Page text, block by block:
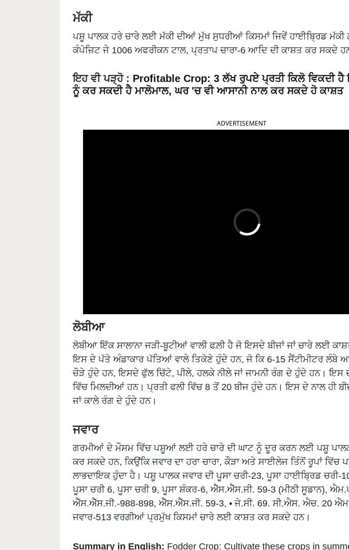
ਮੱਕੀ
ਪਸ਼ੂ ਪਾਲਕ ਹਰੇ ਚਾਰੇ ਲਈ ਮੱਕੀ ਦੀਆਂ ਮੁੱਖ ਸੁਧਰੀਆਂ ਕਿਸਮਾਂ ਜਿਵੇਂ ਹਾਈਬ੍ਰਿਡ ਮੱਕੀ
ਕੰਪੋਜ਼ਿਟ ਜੇ 1006 ਅਫਰੀਕਨ ਟਾਲ, ਪ੍ਰਤਾਪ ਚਾਰਾ-6 ਆਦਿ ਦੀ ਕਾਸ਼ਤ ਕਰ ਸਕਦੇ
ਇਹ ਵੀ ਪੜ੍ਹੋ : Profitable Crop: 3 ਲੱਖ ਰੁਪਏ ਪ੍ਰਤੀ ਕਿਲੋ ਵਿਕਦੀ ਹੈ
ਨੂੰ ਕਰ ਸਕਦੀ ਹੈ ਮਾਲੋਮਾਲ, ਘਰ 'ਚ ਵੀ ਆਸਾਨੀ ਨਾਲ ਕਰ ਸਕਦੇ ਹੋ ਕਾਸ਼ਤ
ਲੋਬੀਆ ਇੱਕ ਸਾਲਾਨਾ ਜੜੀ-ਬੂਟੀਆਂ ਵਾਲੀ ਫਲ਼ੀ ਹੈ ਜੋ ਇਸਦੇ ਬੀਜਾਂ ਜਾਂ ਚਾਰੇ ਲਈ ਕਾਸ਼ਤ
ਇਸ ਦੇ ਪੱਤੇ ਅੰਡਾਕਾਰ ਪੱਤਿਆਂ ਵਾਲੇ ਤਿਕੋਣੇ ਹੁੰਦੇ ਹਨ, ਜੋ ਕਿ 6-15 ਸੈਂਟੀਮੀਟਰ ਲੰਬੇ ਅਤੇ
ਚੌੜੇ ਹੁੰਦੇ ਹਨ, ਇਸਦੇ ਫੁੱਲ ਚਿੱਟੇ, ਪੀਲੇ, ਹਲਕੇ ਨੀਲੇ ਜਾਂ ਜਾਮਨੀ ਰੰਗ ਦੇ ਹੁੰਦੇ ਹਨ।
ਵਿੱਚ ਮਿਲਦੀਆਂ ਹਨ। ਪ੍ਰਤੀ ਫਲੀ ਵਿੱਚ 8 ਤੋਂ 20 ਬੀਜ ਹੁੰਦੇ ਹਨ। ਇਸ ਦੇ ਨਾਲ ਹੀ
ਜਾਂ ਕਾਲੇ ਰੰਗ ਦੇ ਹੁੰਦੇ ਹਨ।
ਗਰਮੀਆਂ ਦੇ ਮੌਸਮ ਵਿੱਚ ਪਸ਼ੂਆਂ ਲਈ ਹਰੇ ਚਾਰੇ ਦੀ ਘਾਟ ਨੂੰ ਦੂਰ ਕਰਨ ਲਈ ਪਸ਼ੂ ਪਾਲਕ
ਕਰ ਸਕਦੇ ਹਨ, ਕਿਉਂਕਿ ਜਵਾਰ ਦਾ ਹਰਾ ਚਾਰਾ, ਕੌੜਾ ਅਤੇ ਸਾਈਲੇਜ ਤਿੰਨੋਂ ਰੂਪਾਂ
ਲਾਭਦਾਇਕ ਹੁੰਦਾ ਹੈ। ਪਸ਼ੂ ਪਾਲਕ ਜਵਾਰ ਦੀ ਪੂਸਾ ਚਰੀ-23, ਪੂਸਾ ਹਾਈਬ੍ਰਿਡ ਚਰੀ-
ਪੂਸਾ ਚਰੀ 6, ਪੂਸਾ ਚਰੀ 9, ਪੂਸਾ ਸ਼ੰਕਰ-6, ਐੱਸ.ਐੱਸ.ਜੀ. 59-3 (ਮੀਠੀ ਸੂਡਾਨ),
ਐੱਸ.ਐੱਸ.ਜੀ.-988-898, ਐੱਸ.ਐੱਸ.ਜੀ. 59-3, • ਜੇ.ਸੀ. 69. ਸੀ.ਐਸ. ਐਚ. 20
ਜਵਾਰ-513 ਵਰਗੀਆਂ ਪ੍ਰਮੁੱਖ ਕਿਸਮਾਂ ਚਾਰੇ ਲਈ ਕਾਸ਼ਤ ਕਰ ਸਕਦੇ ਹਨ।
will be shortage of green fodder for animals, Animal Fodder